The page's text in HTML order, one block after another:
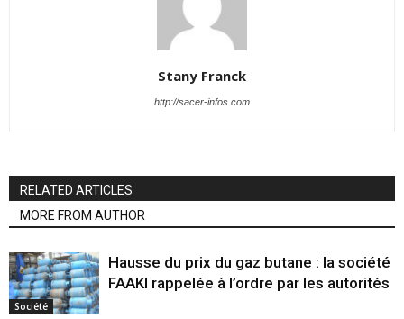
Stany Franck
http://sacer-infos.com
RELATED ARTICLES
MORE FROM AUTHOR
Société
Hausse du prix du gaz butane : la société
FAAKI rappelée à l’ordre par les autorités